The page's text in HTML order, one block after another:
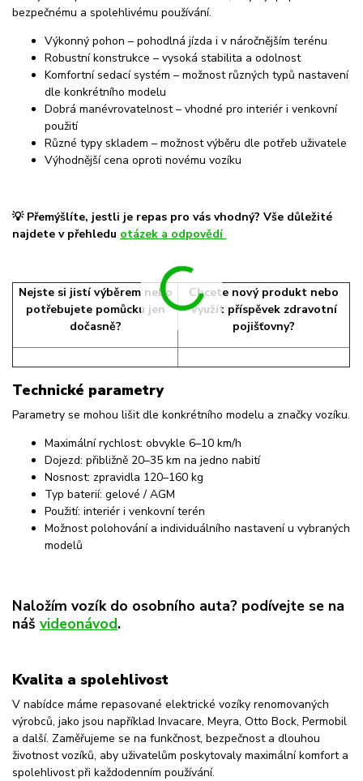
bezpečnému a spolehlivému používání.
Výkonný pohon – pohodlná jízda i v náročnějším terénu
Robustní konstrukce – vysoká stabilita a odolnost
Komfortní sedací systém – možnost různých typů nastavení
dle konkrétního modelu
Dobrá manévrovatelnost – vhodné pro interiér i venkovní
použití
Různé typy skladem – možnost výběru dle potřeb uživatele
Výhodnější cena oproti novému vozíku
💡 Přemýšlíte, jestli je repas pro vás vhodný? Vše důležité
najdete v přehledu otázek a odpovědí
Nejste si jistí výběrem nebo
potřebujete pomůcku jen
dočasně?
Chcete nový produkt nebo
využít příspěvek zdravotní
pojišťovny?
Technické parametry
Parametry se mohou lišit dle konkrétního modelu a značky vozíku.
Maximální rychlost: obvykle 6–10 km/h
Dojezd: přibližně 20–35 km na jedno nabití
Nosnost: zpravidla 120–160 kg
Typ baterií: gelové / AGM
Použití: interiér i venkovní terén
Možnost polohování a individuálního nastavení u vybraných
modelů
Naložím vozík do osobního auta? podívejte se na
náš videonávod.
Kvalita a spolehlivost
V nabídce máme repasované elektrické vozíky renomovaných
výrobců, jako jsou například Invacare, Meyra, Otto Bock, Permobil
a další. Zaměřujeme se na funkčnost, bezpečnost a dlouhou
životnost vozíků, aby uživatelům poskytovaly maximální komfort a
spolehlivost při každodenním používání.